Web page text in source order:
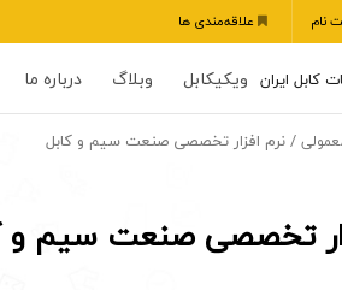
نام علاقه‌مندی ها
ویکیکابل وبلاگ درباره ما
/ نرم افزار تخصصی صنعت سیم و کابل
تخصصی صنعت سیم و